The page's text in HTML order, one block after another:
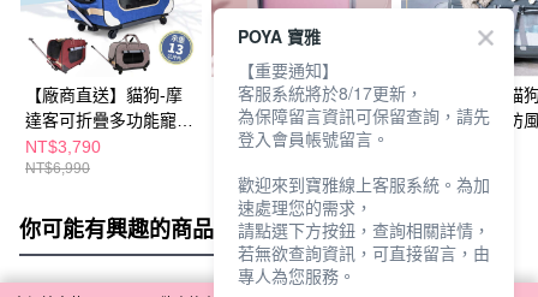
【廠商直送】貓狗-摩
達客可折疊多功能寵物
箱籠-多色任選
NT$3,790
NT$6,990
【廠商直送】貓狗-摩
達客DDPARTY寵物背
包-多色任選
NT$2,590
【廠商直送】貓
達客寵物透氣防
你可能有興趣的商品 全站排行
POYA 寶雅
【重要通知】
客服系統將於8/17更新，
為保障留言資訊可保留查詢，請先
登入會員帳號留言。
歡迎來到寶雅線上客服系統。為加
速處理您的需求，
請點選下方按鈕，查詢相關詳情，
若無欲查詢資訊，可直接留言，由
專人為您服務。